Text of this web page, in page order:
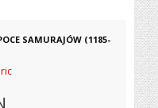
SAMURAJÓW (1185-